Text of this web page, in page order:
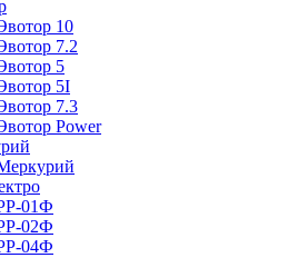
10
7.2
5
5I
7.3
Power
01Ф
02Ф
04Ф